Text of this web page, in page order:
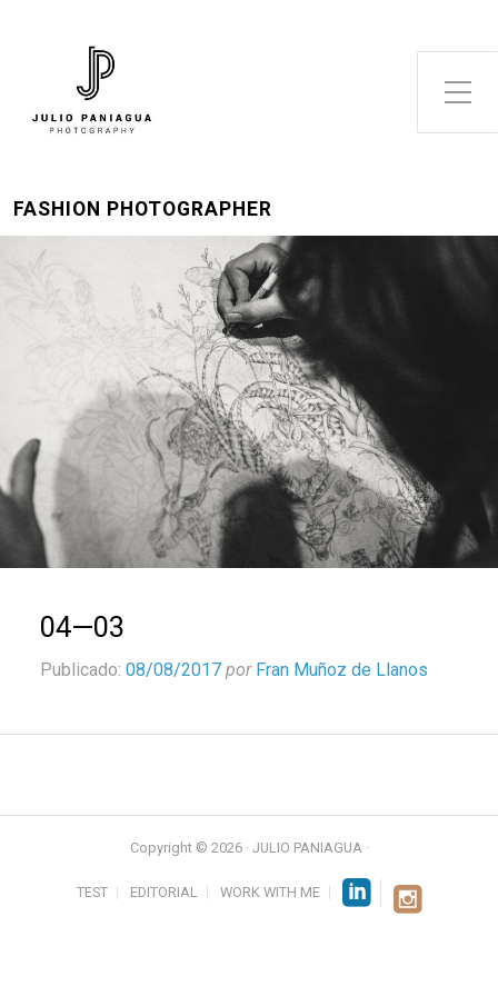
Alternar el menú lateral
FASHION PHOTOGRAPHER
04—03
Publicado: 08/08/2017 por Fran Muñoz de Llanos
Copyright © 2026 · JULIO PANIAGUA ·
TEST EDITORIAL WORK WITH ME